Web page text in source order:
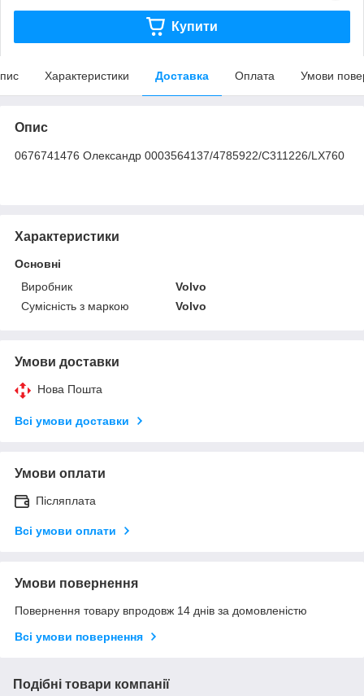
Купити
Характеристики Доставка Оплата Умови
Опис
0676741476 Олександр 0003564137/4785922/C311226/LX760
Характеристики
Основні
Виробник
Volvo
Сумісність з маркою
Volvo
Умови доставки
Нова Пошта
Всі умови доставки
Умови оплати
Післяплата
Всі умови оплати
Умови повернення
Повернення товару впродовж 14 днів за домовленістю
Всі умови повернення
Подібні товари компанії